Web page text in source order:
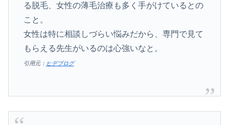
る脱毛、女性の薄毛治療も多く手がけているとの
こと。
女性は特に相談しづらい悩みだから、専門で見て
もらえる先生がいるのは心強いなと。
引用元： ヒデブログ